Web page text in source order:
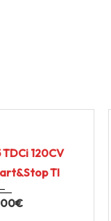
TDCi 120CV
TI
€